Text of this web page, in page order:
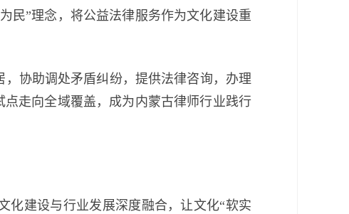
”理念，将公益法律服务作为文化建设重
协助调处矛盾纠纷，提供法律咨询，办理
走向全域覆盖，成为内蒙古律师行业践行
建设与行业发展深度融合，让文化“软实